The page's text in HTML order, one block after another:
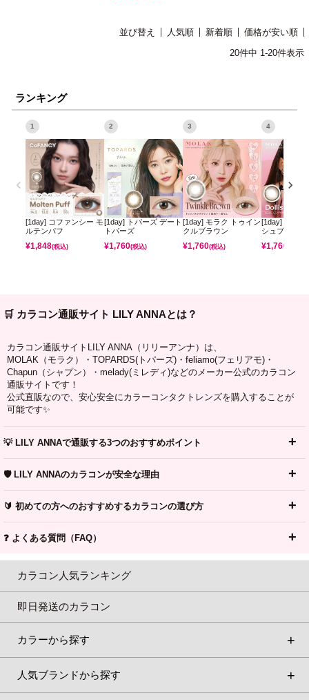
並び替え 人気順 新着順
価格が安い順
20件中 1-20件表示
ランキング
1
[1day] コファンシー モ
ルテンパフ
¥1,848(税込)
2
[1day] トパーズ デート
トパーズ
¥1,760(税込)
3
[1day] モラク トゥイン
クルブラウン
¥1,760(税込)
4
[1day] モラク
シュブラウン
¥1,760
🛒 カラコン通販サイト LILY ANNAとは？
カラコン通販サイトLILY ANNA（リリーアンナ）は、
MOLAK（モラク）・TOPARDS(トパーズ)・feliamo(フェリアモ)・
Chapun（シャプン）・melady(ミレディ)などのメーカー公式のカラコン
通販サイトです！
公式直販なので、安心安全にカラーコンタクトレンズを購入することが
可能です✨
💡 LILY ANNAで通販する3つのおすすめポイント
🛡️ LILY ANNAのカラコンが安全な理由
🔰 初めての方へのおすすめするカラコンの選び方
❓ よくある質問（FAQ）
カラコン人気ランキング
即日発送のカラコン
カラーから探す
人気ブランドから探す